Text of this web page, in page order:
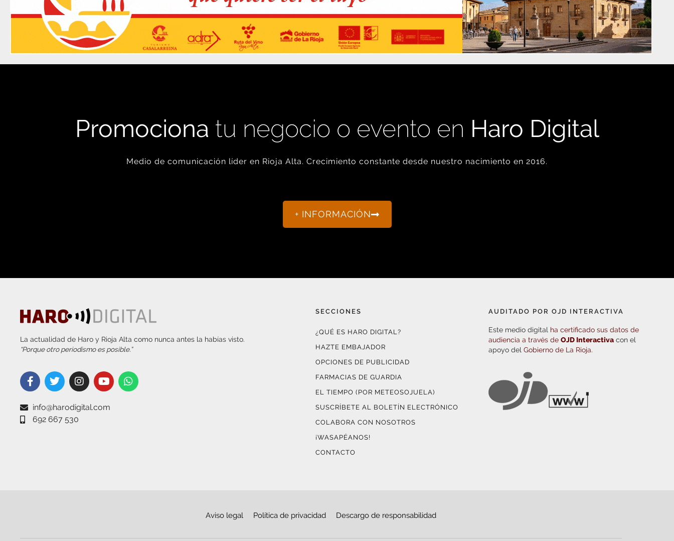
Promociona tu negocio o evento en Haro Digital
Medio de comunicación líder en Rioja Alta. Crecimiento constante desde nuestro nacimiento en 2016.
+ INFORMACIÓN
La actualidad de Haro y Rioja Alta como nunca antes la habías visto.
“Porque otro periodismo es posible.”
info@harodigital.com
692 667 530
SECCIONES
¿QUÉ ES HARO DIGITAL?
HAZTE EMBAJADOR
OPCIONES DE PUBLICIDAD
FARMACIAS DE GUARDIA
EL TIEMPO (POR METEOSOJUELA)
SUSCRÍBETE AL BOLETÍN ELECTRÓNICO
COLABORA CON NOSOTROS
¡WASAPÉANOS!
CONTACTO
AUDITADO POR OJD INTERACTIVA
Este medio digital ha certificado sus datos de
audiencia a través deOJD Interactiva con el
apoyo delGobierno de La Rioja.
Aviso legal Política de privacidad Descargo de responsabilidad